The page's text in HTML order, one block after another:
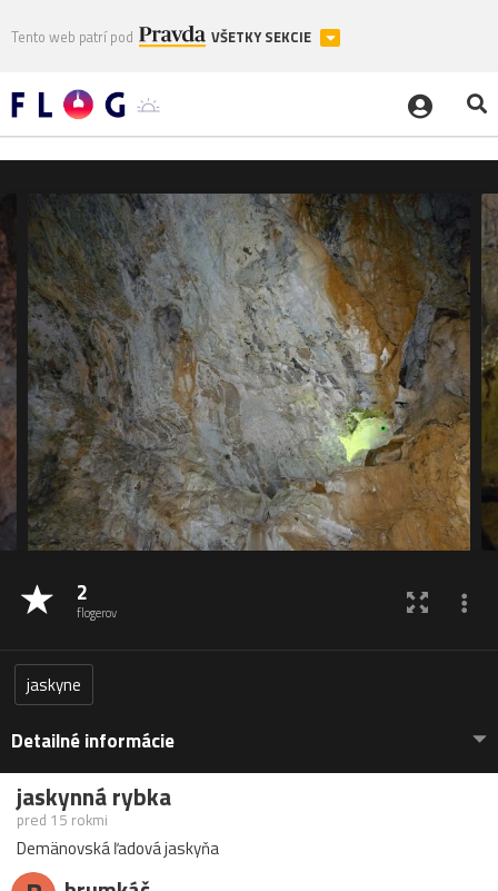
Tento web patrí pod VŠETKY SEKCIE
2
flogerov
jaskyne
Detailné informácie
jaskynná rybka
pred 15 rokmi
Demänovská ľadová jaskyňa